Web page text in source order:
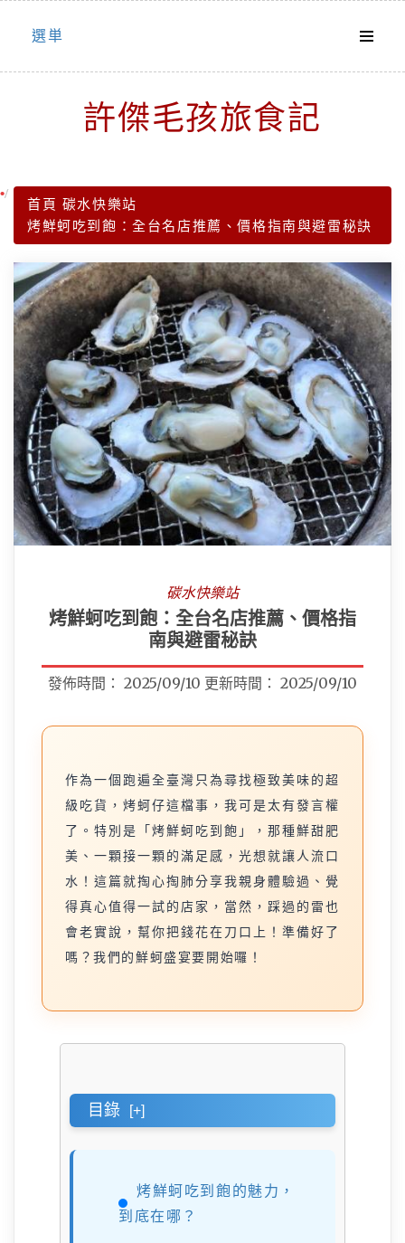
Skip
選単
許傑毛孩旅食記
首頁 碳水快樂站
烤鮮蚵吃到飽：全台名店推薦、價格指南與避雷秘訣
碳水快樂站
烤鮮蚵吃到飽：全台名店推薦、價格指
南與避雷秘訣
發佈時間： 2025/09/10 更新時間： 2025/09/10
作為一個跑遍全臺灣只為尋找極致美味的超
級吃貨，烤蚵仔這檔事，我可是太有發言權
了。特別是「烤鮮蚵吃到飽」，那種鮮甜肥
美、一顆接一顆的滿足感，光想就讓人流口
水！這篇就掏心掏肺分享我親身體驗過、覺
得真心值得一試的店家，當然，踩過的雷也
會老實說，幫你把錢花在刀口上！準備好了
嗎？我們的鮮蚵盛宴要開始囉！
目錄 [+]
烤鮮蚵吃到飽的魅力，
到底在哪？